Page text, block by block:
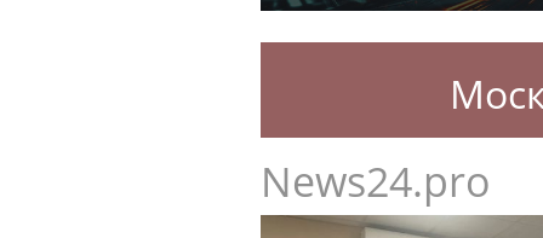
News24.pro